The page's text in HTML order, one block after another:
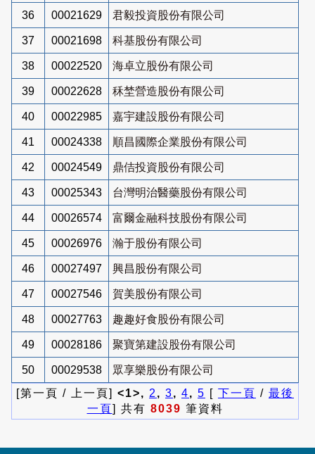
36 00021629 君毅投資股份有限公司
37 00021698 科基股份有限公司
38 00022520 海卓立股份有限公司
39 00022628 秝埜營造股份有限公司
40 00022985 嘉宇建設股份有限公司
41 00024338 順昌國際企業股份有限公司
42 00024549 鼎佶投資股份有限公司
43 00025343 台灣明治醫藥股份有限公司
44 00026574 富爾金融科技股份有限公司
45 00026976 瀚于股份有限公司
46 00027497 興昌股份有限公司
47 00027546 賀美股份有限公司
48 00027763 趣趣好食股份有限公司
49 00028186 聚寶第建設股份有限公司
50 00029538
眾享樂股份有限公司
[第一頁 / 上一頁] <1>, 2 , 3, 4, 5 [ 下一頁 / 最後
一頁] 共有 8039 筆資料